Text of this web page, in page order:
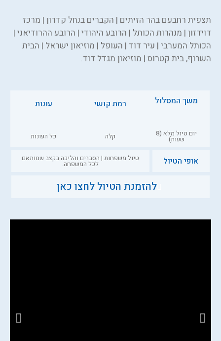
תצפית רחבעם בהר הזיתים | הקברים בנחל קדרון | מרכז
דוידזון | מנהרות הכותל | הרובע היהודי | הרובע ההרודיאני |
הכותל המערבי | עיר דוד | העופל | מוזיאון ישראל | הבית
השרוף, בית קטרוס | מוזיאון מגדל דוד.
משך המסלול
יום טיול מלא (8
שעות)
רמת קושי
קלה
עונות
כל העונות
אופי הטיול טיול משפחות | הסברים והליכה בקצב שמותאם
לכל המשפחה.
להזמנת הטיול לחצו כאן